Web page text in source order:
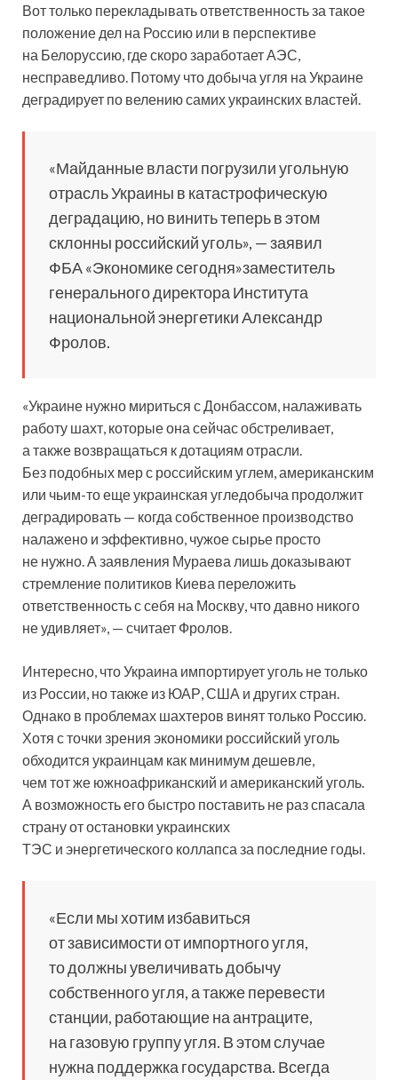
Вот только перекладывать ответственность за такое
положение дел на Россию или в перспективе
на Белоруссию, где скоро заработает АЭС,
несправедливо. Потому что добыча угля на Украине
деградирует по велению самих украинских властей.
«Майданные власти погрузили угольную
отрасль Украины в катастрофическую
деградацию, но винить теперь в этом
склонны российский уголь», — заявил
ФБА «Экономике сегодня»заместитель
генерального директора Института
национальной энергетики Александр
Фролов.
«Украине нужно мириться с Донбассом, налаживать
работу шахт, которые она сейчас обстреливает,
а также возвращаться к дотациям отрасли.
Без подобных мер с российским углем, американским
или чьим-то еще украинская угледобыча продолжит
деградировать — когда собственное производство
налажено и эффективно, чужое сырье просто
не нужно. А заявления Мураева лишь доказывают
стремление политиков Киева переложить
ответственность с себя на Москву, что давно никого
не удивляет», — считает Фролов.
Интересно, что Украина импортирует уголь не только
из России, но также из ЮАР, США и других стран.
Однако в проблемах шахтеров винят только Россию.
Хотя с точки зрения экономики российский уголь
обходится украинцам как минимум дешевле,
чем тот же южноафриканский и американский уголь.
А возможность его быстро поставить не раз спасала
страну от остановки украинских
ТЭС и энергетического коллапса за последние годы.
«Если мы хотим избавиться
от зависимости от импортного угля,
то должны увеличивать добычу
собственного угля, а также перевести
станции, работающие на антраците,
на газовую группу угля. В этом случае
нужна поддержка государства. Всегда